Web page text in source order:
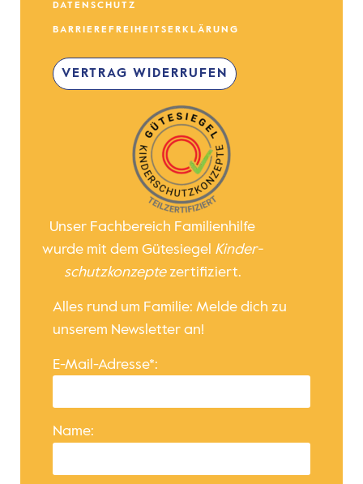
DATENSCHUTZ
BARRIEREFREIHEITSERKLÄRUNG
VERTRAG WIDERRUFEN
Unser Fachbereich Familienhilfe
wurde mit dem Gütesiegel Kinder­
schutz­konzeptezertifiziert.
Alles rund um Familie: Melde dich zu
unserem Newsletter an!
E-Mail-Adresse*:
Name: